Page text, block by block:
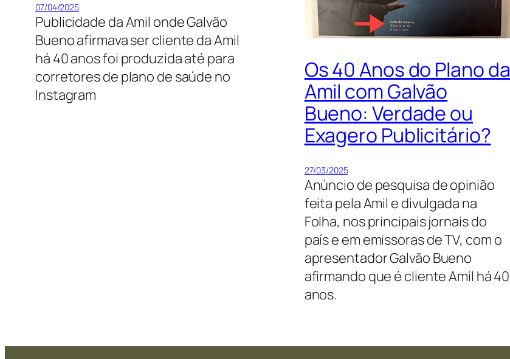
07/04/2025
Publicidade da Amil onde Galvão
Bueno afirmava ser cliente da Amil
há 40 anos foi produzida até para
corretores de plano de saúde no
Instagram
Os 40 Anos do Plano da
Amil com Galvão
Bueno: Verdade ou
Exagero Publicitário?
27/03/2025
Anúncio de pesquisa de opinião
feita pela Amil e divulgada na
Folha, nos principais jornais do
país e em emissoras de TV, com o
apresentador Galvão Bueno
afirmando que é cliente Amil há 40
anos.